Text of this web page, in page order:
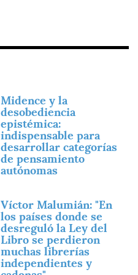
Midence y la
desobediencia
epistémica:
indispensable para
desarrollar categorías
de pensamiento
autónomas
Víctor Malumián: "En
los países donde se
desreguló la Ley del
Libro se perdieron
muchas librerías
independientes y